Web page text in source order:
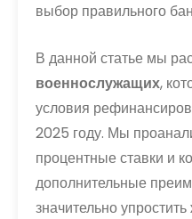
выбор правильного
В данной статье мы
военнослужащих,
условия
2025 году. Мы
процентные ставки и
дополнительные
значительно